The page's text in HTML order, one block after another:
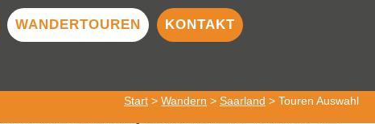
WANDERTOUREN KONTAKT
Start > Wandern > Saarland > Touren Auswahl